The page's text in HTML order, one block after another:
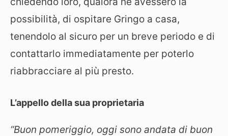
possibilità, di ospitare Gringo a casa,
tenendolo al sicuro per un breve periodo e di
contattarlo immediatamente per poterlo
riabbracciare al più presto.
L’appello della sua proprietaria
“Buon pomeriggio, oggi sono andata di buon